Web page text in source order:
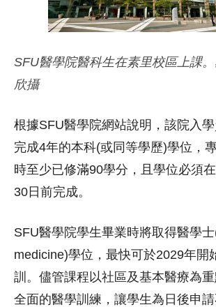
SFU醫學院醫科生在素里校區上課
欣攝
根據SFU醫學院網站說明，該院入
完成4年的本科(或同等學歷)學位，
時至少已修滿90學分，且學位必須
30日前完成。
SFU醫學院學生畢業時將取得醫學
medicine)學位，最快可於2029年開
訓。儘管課程以社區及基本醫療為
全面的醫學訓練，讓學生為日後申